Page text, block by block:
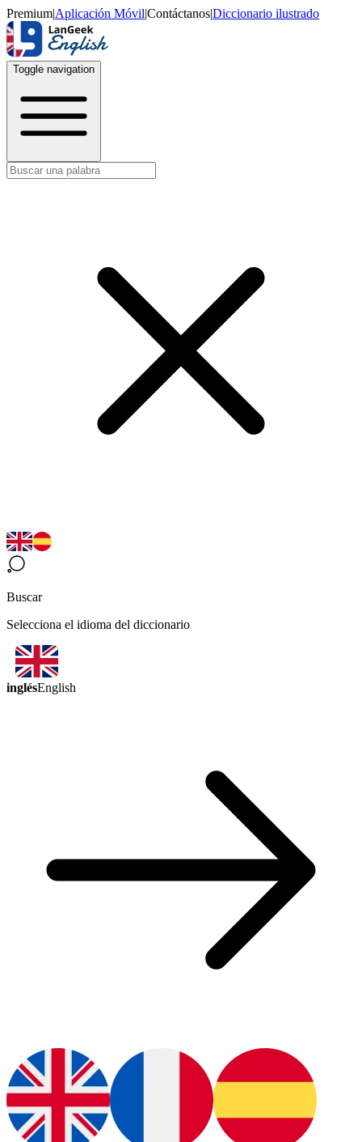
Premium|Aplicación Móvil|Contáctanos|Diccionario ilustrado
Toggle navigation
Buscar
Selecciona el idioma del diccionario
inglésEnglish